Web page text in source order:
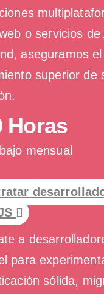
o servicios de
aseguramos el
superior de
Horas
mensual
a
para
sólida,